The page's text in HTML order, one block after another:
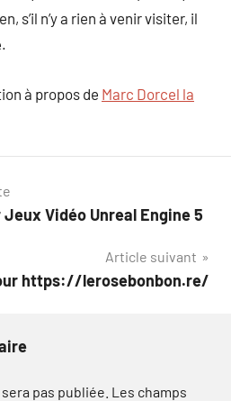
s’il n’y a rien à venir visiter, il
à propos de Marc Dorcel la
Vidéo Unreal Engine 5
Article suivant
https://lerosebonbon.re/
pas publiée. Les champs